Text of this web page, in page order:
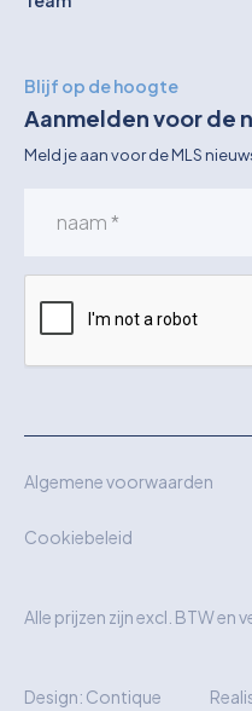
Blijf op de hoogte
Aanmelden voor de
Meld je aan voor de MLS
Algemene voorwaarden
Cookiebeleid
Alle prijzen zijn excl. BTW en
Design: Contique